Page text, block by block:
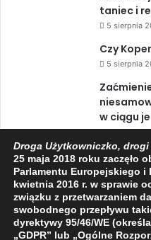
taniec i
5 sierpnia
Czy
5 sierpnia
w ciągu
3 sierpnia
Droga Użytkowniczko,
25 maja 2018 roku zaczęło
Parlamentu Europejskiego i
kwietnia 2016 r. w sprawie
związku z przetwarzaniem
swobodnego przepływu
dyrektywy 95/46/WE
„GDPR” lub „Ogólne